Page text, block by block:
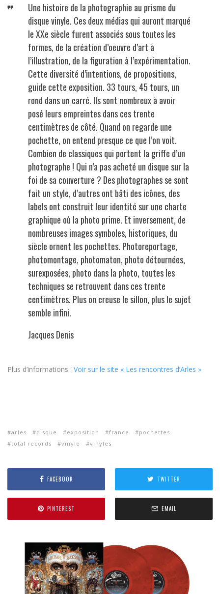
Une histoire de la photographie au prisme du
disque vinyle. Ces deux médias qui auront marqué
le XXe siècle furent associés sous toutes les
formes, de la création d’oeuvre d’art à
l’illustration, de la figuration à l’expérimentation.
Cette diversité d’intentions, de propositions,
guide cette exposition. 33 tours, 45 tours, un
rond dans un carré. Ils sont nombreux à avoir
posé leurs empreintes dans ces trente
centimètres de côté. Quand on regarde une
pochette, on entend presque ce que l’on voit.
Combien de classiques qui portent la griffe d’un
photographe ! Qui n’a pas acheté un disque sur la
foi de sa couverture ? Des photographes se sont
fait un style, d’autres ont bâti des icônes, des
labels ont construit leur identité sur une charte
graphique où la photo prime. Et inversement, de
nombreuses images symboles, historiques, du
siècle ornent les pochettes. Photoreportage,
photomontage, photomaton, photo détournées,
surexposées, photo dans la photo, toutes les
techniques se retrouvent dans ces trente
centimètres. Plus on creuse le sillon, plus le sujet
semble infini.
Jacques Denis
Plus d’informations : Voir sur le site « Les rencontres d’Arles »
arles disque exposition france
pochettes
total records
vinyle vinyles
FACEBOOK TWITTER
PINTEREST EMAIL